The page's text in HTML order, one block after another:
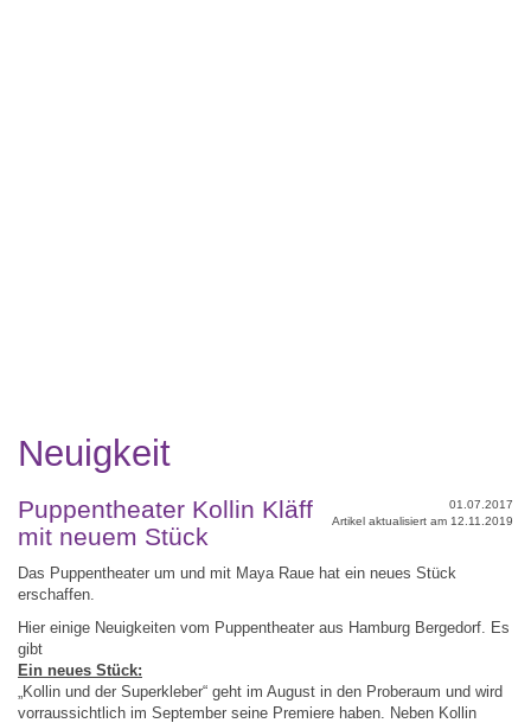
Neuigkeit
01.07.2017
Artikel aktualisiert am 12.11.2019
Puppentheater Kollin Kläff
mit neuem Stück
Das Puppentheater um und mit Maya Raue hat ein neues Stück
erschaffen.
Hier einige Neuigkeiten vom Puppentheater aus Hamburg Bergedorf. Es
gibt
Ein neues Stück:
„Kollin und der Superkleber“ geht im August in den Proberaum und wird
vorraussichtlich im September seine Premiere haben. Neben Kollin